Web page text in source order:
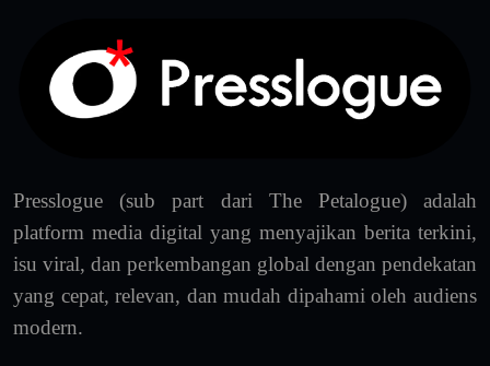
Presslogue (sub part dari The Petalogue) adalah
platform media digital yang menyajikan berita terkini,
isu viral, dan perkembangan global dengan pendekatan
yang cepat, relevan, dan mudah dipahami oleh audiens
modern.